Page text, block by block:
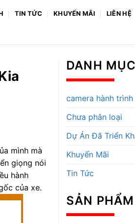
TIN TỨC KHUYẾN MÃI
LIÊN HỆ
mình mà
giọng nói
hành
của xe.
DANH MỤC
camera hành trình
Chưa phân loại
Dự Án Đã Triển
Khuyến Mãi
Tin Tức
SẢN PHẨM